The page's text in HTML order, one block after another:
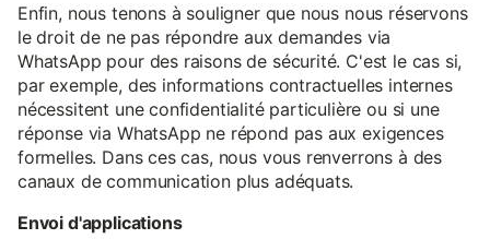
Enfin, nous tenons à souligner que nous nous réservons
le droit de ne pas répondre aux demandes via
WhatsApp pour des raisons de sécurité. C'est le cas si,
par exemple, des informations contractuelles internes
nécessitent une confidentialité particulière ou si une
réponse via WhatsApp ne répond pas aux exigences
formelles. Dans ces cas, nous vous renverrons à des
canaux de communication plus adéquats.
Envoi d'applications